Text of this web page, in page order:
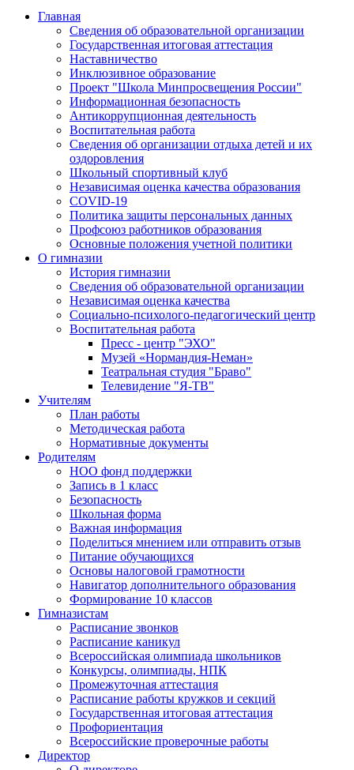
Главная
Сведения об образовательной организации
Государственная итоговая аттестация
Наставничество
Инклюзивное образование
Проект "Школа Минпросвещения России"
Информационная безопасность
Антикоррупционная деятельность
Воспитательная работа
Сведения об организации отдыха детей и их
оздоровления
Школьный спортивный клуб
Независимая оценка качества образования
COVID-19
Политика защиты персональных данных
Профсоюз работников образования
Основные положения учетной политики
О гимназии
История гимназии
Сведения об образовательной организации
Независимая оценка качества
Социально-психолого-педагогический центр
Воспитательная работа
Пресс - центр "ЭХО"
Музей «Нормандия-Неман»
Театральная студия "Браво"
Телевидение "Я-ТВ"
Учителям
План работы
Методическая работа
Нормативные документы
Родителям
НОО фонд поддержки
Запись в 1 класс
Безопасность
Школьная форма
Важная информация
Поделиться мнением или отправить отзыв
Питание обучающихся
Основы налоговой грамотности
Навигатор дополнительного образования
Формирование 10 классов
Гимназистам
Расписание звонков
Расписание каникул
Всероссийская олимпиада школьников
Конкурсы, олимпиады, НПК
Промежуточная аттестация
Расписание работы кружков и секций
Государственная итоговая аттестация
Профориентация
Всероссийские проверочные работы
Директор